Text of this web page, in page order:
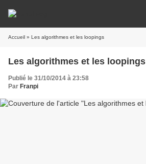
Accueil » Les algorithmes et les loopings
Les algorithmes et les loopings
Publié le 31/10/2014 à 23:58
Par Franpi